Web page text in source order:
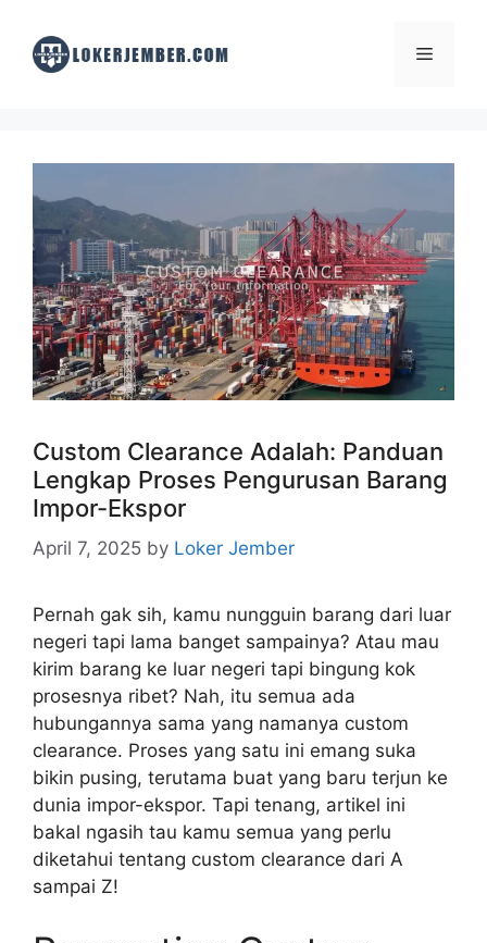
content
Menu
Custom Clearance Adalah: Panduan
Lengkap Proses Pengurusan Barang
Impor-Ekspor
April 7, 2025 by Loker Jember
Pernah gak sih, kamu nungguin barang dari luar
negeri tapi lama banget sampainya? Atau mau
kirim barang ke luar negeri tapi bingung kok
prosesnya ribet? Nah, itu semua ada
hubungannya sama yang namanya custom
clearance. Proses yang satu ini emang suka
bikin pusing, terutama buat yang baru terjun ke
dunia impor-ekspor. Tapi tenang, artikel ini
bakal ngasih tau kamu semua yang perlu
diketahui tentang custom clearance dari A
sampai Z!